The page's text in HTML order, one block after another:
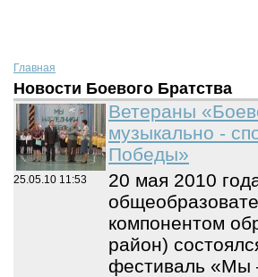
Главная
Новости Боевого Братства
25.05.10 11:53
Ветераны
музыкально -
Победы»
20 мая 2010
компонентом
район)
фестиваль «Мы